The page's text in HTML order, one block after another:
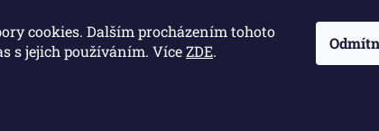
cookies. Dalším procházením tohoto
s jejich používáním. VíceZDE.